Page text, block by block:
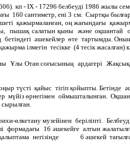
кп - ІХ - 17296 белбеуді 1986 жылы
160 сантиметр, ені 3 см. Сыртқы
шеті қажырмаланған, оң жағындағы
пышақ салатын қыны және
әшекейлер өте тартымды.
ілмегін тесікке (4 тесік жасалған)
Ұлы Отан соғысының ардагері
түсті қайыс тігіп қойыпты.
мүйіз өрнегімен оймышталынған.
сырылған.
музейінен беріліпті.
формадағы 16 әшекейге алтын
негізінде 6 әшекей